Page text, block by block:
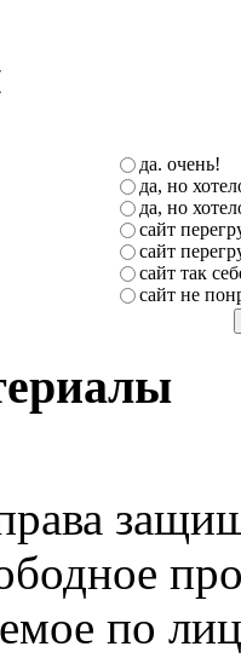
да. очень!
да, но
да, но
сайт
сайт
сайт так
сайт не
по